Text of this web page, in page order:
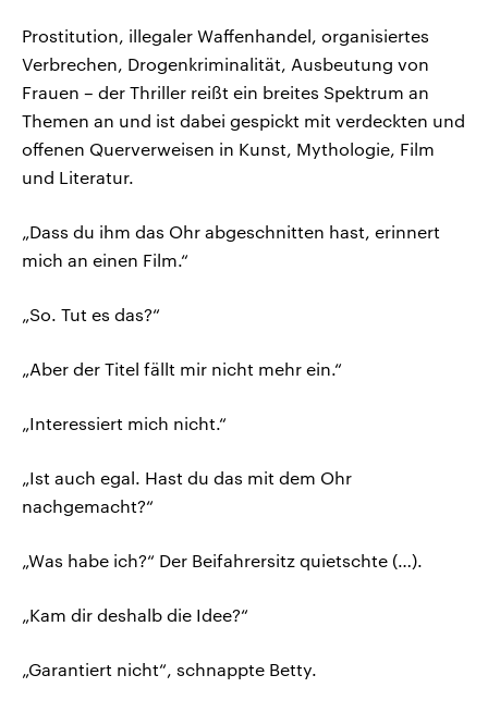
Prostitution, illegaler Waffenhandel, organisiertes
Verbrechen, Drogenkriminalität, Ausbeutung von
Frauen – der Thriller reißt ein breites Spektrum an
Themen an und ist dabei gespickt mit verdeckten und
offenen Querverweisen in Kunst, Mythologie, Film
und Literatur.
„Dass du ihm das Ohr abgeschnitten hast, erinnert
mich an einen Film.“
„So. Tut es das?“
„Aber der Titel fällt mir nicht mehr ein.“
„Interessiert mich nicht.“
„Ist auch egal. Hast du das mit dem Ohr
nachgemacht?“
„Was habe ich?“ Der Beifahrersitz quietschte (…).
„Kam dir deshalb die Idee?“
„Garantiert nicht“, schnappte Betty.